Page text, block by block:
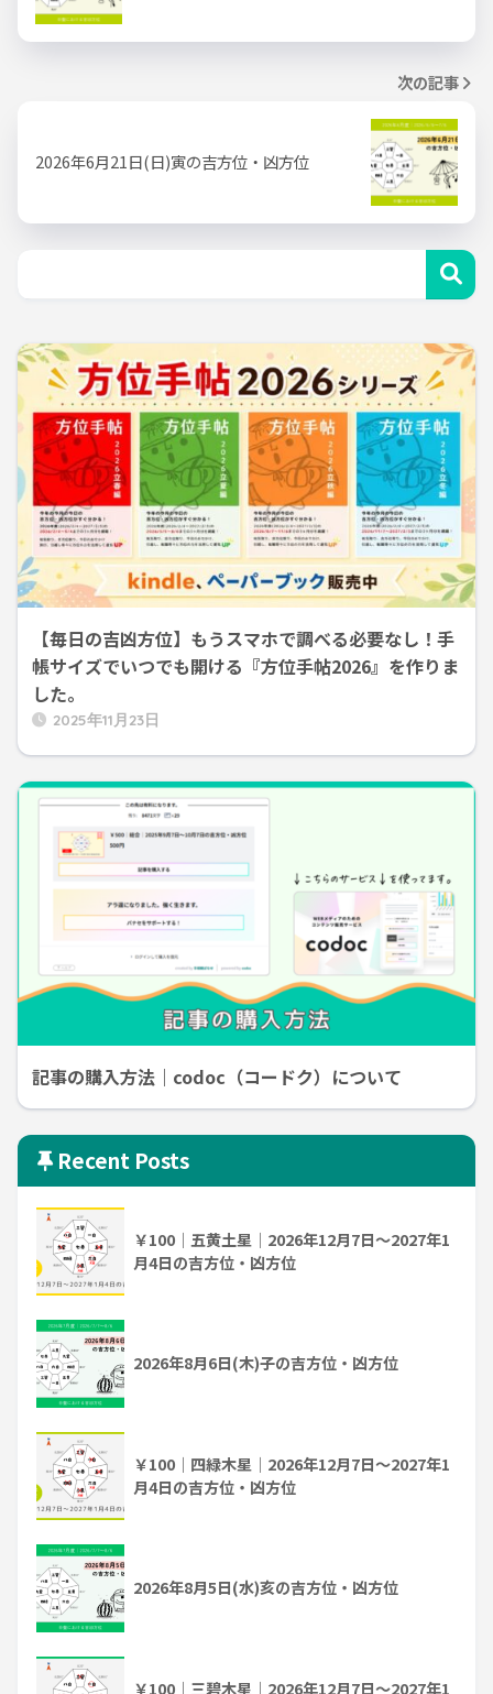
次の記事
2026年6月21日(日)寅の吉方位・凶方位
【毎日の吉凶方位】もうスマホで調べる必要なし！手
帳サイズでいつでも開ける『方位手帖2026』を作りま
した。
2025年11月23日
記事の購入方法｜codoc（コードク）について
Recent Posts
￥100｜五黄土星｜2026年12月7日～2027年1
月4日の吉方位・凶方位
2026年8月6日(木)子の吉方位・凶方位
￥100｜四緑木星｜2026年12月7日～2027年1
月4日の吉方位・凶方位
2026年8月5日(水)亥の吉方位・凶方位
￥100｜三碧木星｜2026年12月7日～2027年1